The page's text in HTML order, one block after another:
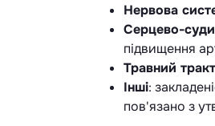
Нервова
Серцево-
підвищення
Травний тракт
Інші:
пов'язано з